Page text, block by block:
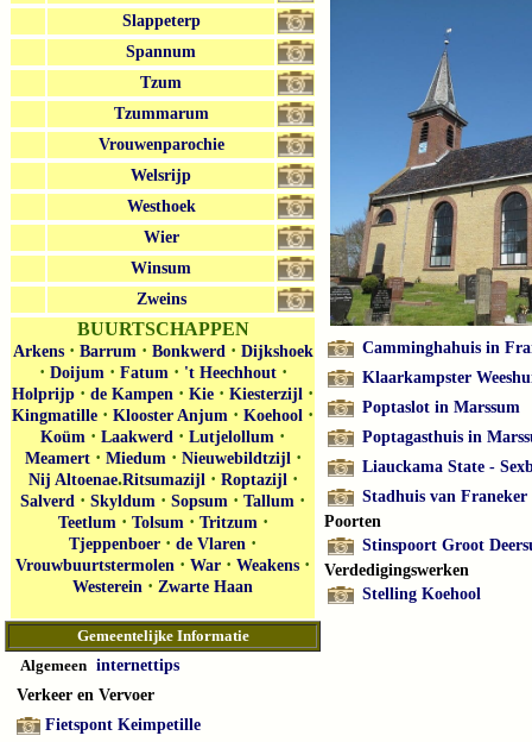
Slappeterp
Spannum
Tzum
Tzummarum
Vrouwenparochie
Welsrijp
Westhoek
Wier
Winsum
Zweins
BUURTSCHAPPEN
Arkens· Barrum · Bonkwerd · Dijkshoek
· Doijum · Fatum · 't Heechhout·
Holprijp · de Kampen · Kie · Kiesterzijl ·
Kingmatille · Klooster Anjum · Koehool ·
Koüm · Laakwerd · Lutjelollum ·
Meamert· Miedum · Nieuwebildtzijl ·
Nij Altoenae.Ritsumazijl · Roptazijl ·
Salverd · Skyldum · Sopsum · Tallum ·
Teetlum · Tolsum · Tritzum ·
Tjeppenboer · de Vlaren ·
Vrouwbuurtstermolen · War · Weakens ·
Westerein · Zwarte Haan
Gemeentelijke Informatie
Algemeen internettips
Verkeer en Vervoer
Fietspont Keimpetille
Camminghahuis in
Klaarkampster
Poptaslot in Marssum
Poptagasthuis in
Liauckama State -
Stadhuis van Franeker
Poorten
Stinspoort Groot
Verdedigingswerken
Stelling Koehool